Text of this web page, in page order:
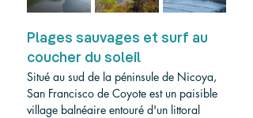
Plages sauvages et surf au
coucher du soleil
Situé au sud de la péninsule de Nicoya,
San Francisco de Coyote est un paisible
village balnéaire entouré d'un littoral